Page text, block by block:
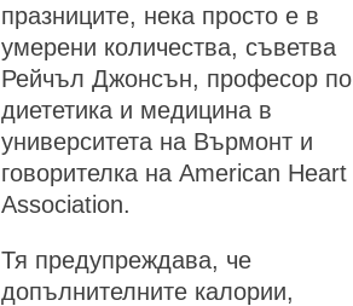
празниците, нека просто е в
умерени количества, съветва
Рейчъл Джонсън, професор по
диететика и медицина в
университета на Върмонт и
говорителка на American Heart
Association.
Тя предупреждава, че
допълнителните калории,